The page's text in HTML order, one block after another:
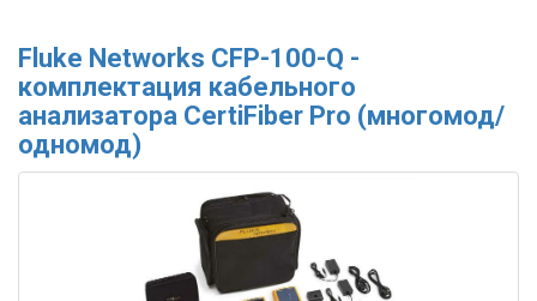
Fluke Networks CFP-100-Q -
комплектация кабельного
анализатора CertiFiber Pro (многомод/
одномод)